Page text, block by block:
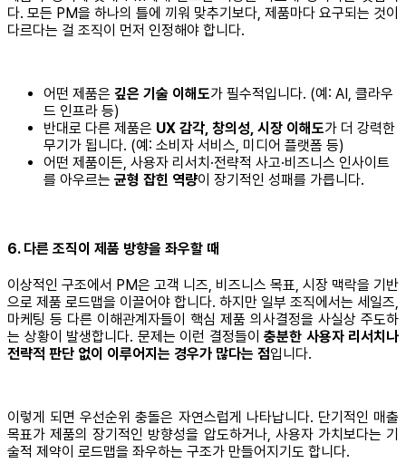
다. 모든 PM을 하나의 틀에 끼워 맞추기보다, 제품마다 요구되는 것이
다르다는 걸 조직이 먼저 인정해야 합니다.
어떤 제품은 깊은 기술 이해도가 필수적입니다. (예: AI, 클라우
드 인프라 등)
반대로 다른 제품은 UX 감각, 창의성, 시장 이해도가 더 강력한
무기가 됩니다. (예: 소비자 서비스, 미디어 플랫폼 등)
어떤 제품이든, 사용자 리서치·전략적 사고·비즈니스 인사이트
를 아우르는 균형 잡힌 역량이 장기적인 성패를 가릅니다.
6. 다른 조직이 제품 방향을 좌우할 때
이상적인 구조에서 PM은 고객 니즈, 비즈니스 목표, 시장 맥락을 기반
으로 제품 로드맵을 이끌어야 합니다. 하지만 일부 조직에서는 세일즈,
마케팅 등 다른 이해관계자들이 핵심 제품 의사결정을 사실상 주도하
는 상황이 발생합니다. 문제는 이런 결정들이 충분한 사용자 리서치나
전략적 판단 없이 이루어지는 경우가 많다는 점입니다.
이렇게 되면 우선순위 충돌은 자연스럽게 나타납니다. 단기적인 매출
목표가 제품의 장기적인 방향성을 압도하거나, 사용자 가치보다는 기
술적 제약이 로드맵을 좌우하는 구조가 만들어지기도 합니다.